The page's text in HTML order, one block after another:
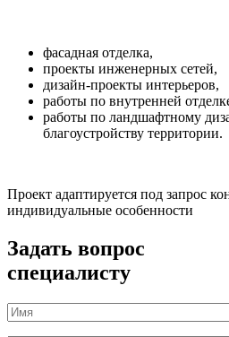
фасадная отделка,
проекты инженерных сетей,
дизайн-проекты интерьеров,
работы по внутренней
работы по ландшафтному
благоустройству территории.
Проект адаптируется под запрос
индивидуальные особенности
Задать вопрос
специалисту